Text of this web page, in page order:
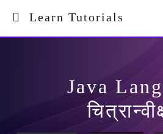
Learn Tutorials
Java